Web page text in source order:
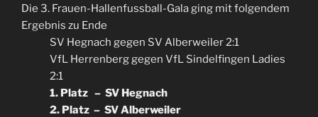
Die 3. Frauen-Hallenfussball-Gala ging mit folgendem
Ergebnis zu Ende
SV Hegnach gegen SV Alberweiler 2:1
VfL Herrenberg gegen VfL Sindelfingen Ladies
2:1
1. Platz – SV Hegnach
2. Platz – SV Alberweiler